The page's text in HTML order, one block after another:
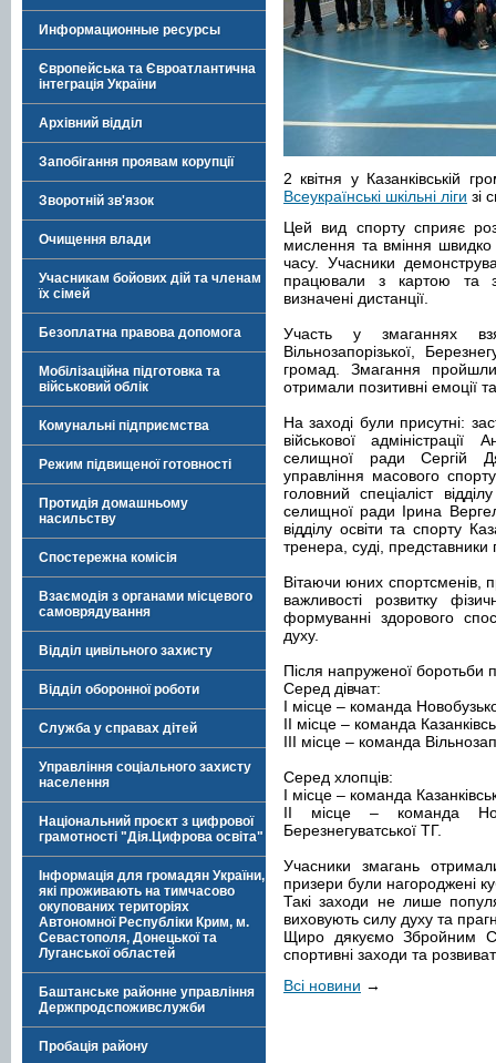
Информационные ресурсы
Європейська та Євроатлантична
інтеграція України
Архівний відділ
Запобігання проявам корупції
Зворотній зв'язок
Очищення влади
Учасникам бойових дій та членам
їх сімей
Безоплатна правова допомога
Мобілізаційна підготовка та
військовий облік
Комунальні підприємства
Режим підвищеної готовності
Протидія домашньому
насильству
Спостережна комісія
Взаємодія з органами місцевого
самоврядування
Відділ цивільного захисту
Відділ оборонної роботи
Служба у справах дітей
Управління соціального захисту
населення
Національний проєкт з цифрової
грамотності "Дія.Цифрова освіта"
Інформація для громадян України,
які проживають на тимчасово
окупованих територіях
Автономної Республіки Крим, м.
Севастополя, Донецької та
Луганської областей
Баштанське районне управління
Держпродспоживслужби
Пробація району
2 квітня у Казанківській
Всеукраїнські шкільні ліги зі
Цей вид спорту сприяє
мислення та вміння
часу. Учасники
працювали з картою та
визначені дистанції.
Участь у змаганнях
Вільнозапорізької,
громад. Змагання
отримали позитивні емоції
На заході були присутні:
військової адміністрації
селищної ради Сергій
управління масового
головний спеціаліст
селищної ради Ірина
відділу освіти та спорту
тренера, суді, представники
Вітаючи юних спортсменів,
важливості розвитку
формуванні здорового
духу.
Після напруженої боротьби
Серед дівчат:
І місце – команда
ІІ місце – команда
ІІІ місце – команда
Серед хлопців:
І місце – команда
ІІ місце – команда
Березнегуватської ТГ.
Учасники змагань
призери були нагороджені
Такі заходи не лише
виховують силу духу та
Щиро дякуємо Збройним
спортивні заходи та
Всі новини →